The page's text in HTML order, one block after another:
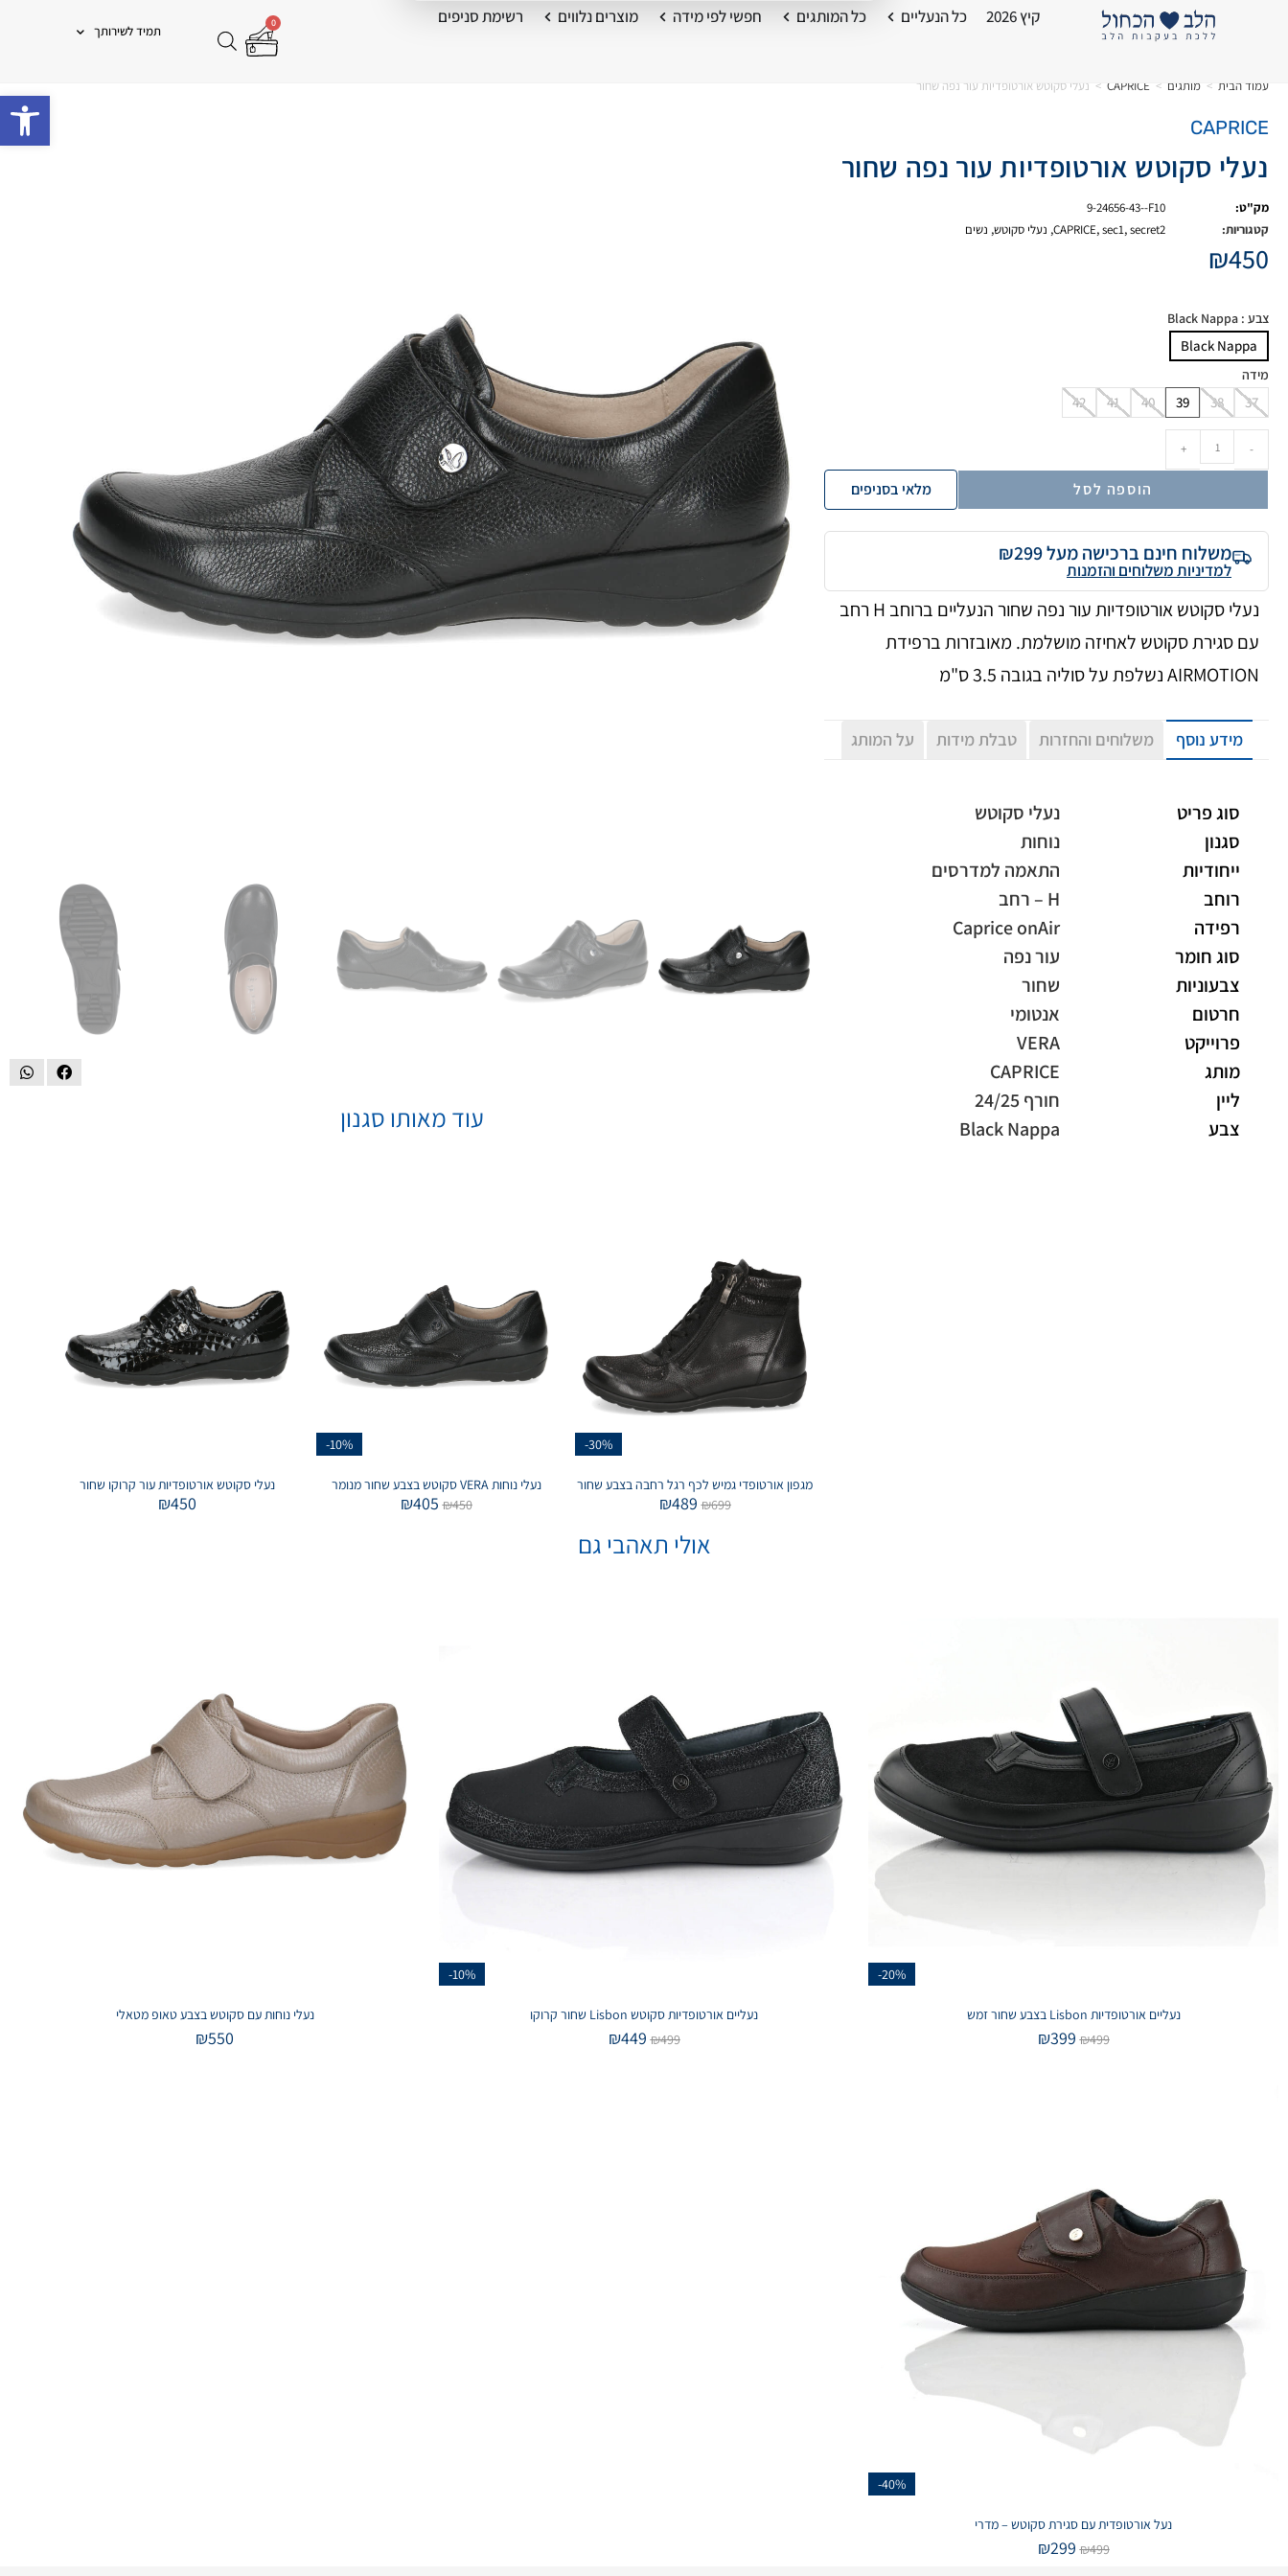
קיץ 2026 כל הנעליים כל המותגים חפשי לפי מידה מוצרים נלווים רשימת סניפים 0
תמיד לשירותך
עמוד הבית > מותגים >
CAPRICE
> נעלי סקוטש אורטופדיות עור נפה שחור
CAPRICE
נעלי סקוטש אורטופדיות עור נפה שחור
מק"ט:
9-24656-43--F10
קטגוריות:
CAPRICE,sec1,secret2
, נעלי סקוטש, נשים
₪450
צבע : Black Nappa
Black Nappa
מידה
37
38
39
40
41
42
-
+
הוספה לסל מלאי בסניפים
משלוח חינם ברכישה מעל ₪299
למדיניות משלוחים והזמנות
נעלי סקוטש אורטופדיות עור נפה שחור הנעליים ברוחב H רחב
עם סגירת סקוטש לאחיזה מושלמת. מאובזרות ברפידת
AIRMOTION נשלפת על סוליה בגובה 3.5 ס"מ
מידע נוסף משלוחים והחזרות טבלת מידות על המותג
סוג פריט
נעלי סקוטש
סגנון
נוחות
ייחודיות
התאמה למדרסים
רוחב
H – רחב
רפידה
Caprice onAir
סוג חומר
עור נפה
צבעוניות
שחור
חרטום
אנטומי
פרוייקט
VERA
מותג
CAPRICE
ליין
חורף 24/25
צבע
Black Nappa עוד מאותו סגנון
-30%
מגפון אורטופדי גמיש לכף רגל רחבה בצבע שחור
₪699
₪489
-10%
נעלי נוחות VERA סקוטש בצבע שחור מנומר
₪450
₪405
נעלי סקוטש אורטופדיות עור קרוקו שחור
₪450
אולי תאהבי גם
-20%
נעליים אורטופדיות Lisbon בצבע שחור זמש
₪499
₪399
-10%
נעליים אורטופדיות סקוטש Lisbon שחור קרוקו
₪499
₪449
נעלי נוחות עם סקוטש בצבע טאופ מטאלי
₪550
-40%
נעל אורטופדית עם סגירת סקוטש – מדרי
₪499
₪299